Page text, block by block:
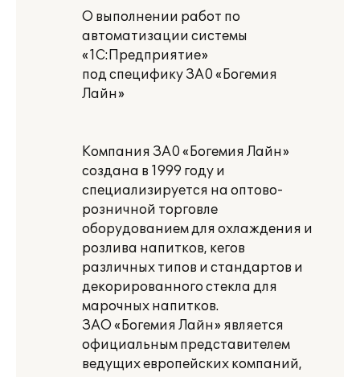
О выполнении работ по
автоматизации системы
«1С:Предприятие»
под специфику ЗА0 «Богемия
Лайн»
Компания ЗА0 «Богемия Лайн»
создана в 1999 году и
специализируется на оптово-
розничной торговле
оборудованием для охлаждения и
розлива напитков, кегов
различных типов и стандартов и
декорированного стекла для
марочных напитков.
ЗАО «Богемия Лайн» является
официальным представителем
ведущих европейских компаний,